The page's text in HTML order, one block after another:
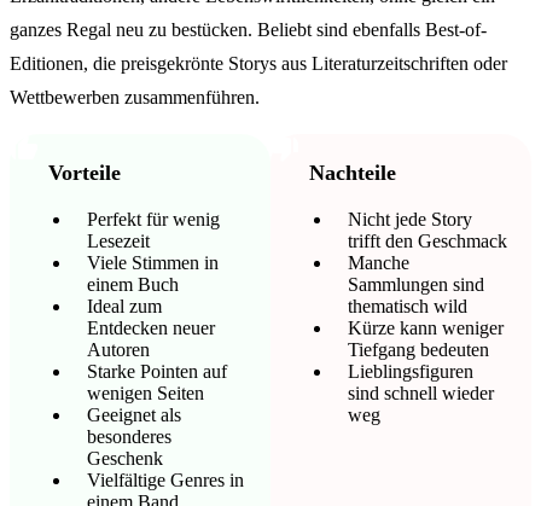
ganzes Regal neu zu bestücken. Beliebt sind ebenfalls Best-of-
Editionen, die preisgekrönte Storys aus Literaturzeitschriften oder
Wettbewerben zusammenführen.
Vorteile
Perfekt für wenig
Lesezeit
Viele Stimmen in
einem Buch
Ideal zum
Entdecken neuer
Autoren
Starke Pointen auf
wenigen Seiten
Geeignet als
besonderes
Geschenk
Vielfältige Genres in
einem Band
Nachteile
Nicht jede Story
trifft den Geschmack
Manche
Sammlungen sind
thematisch wild
Kürze kann weniger
Tiefgang bedeuten
Lieblingsfiguren
sind schnell wieder
weg